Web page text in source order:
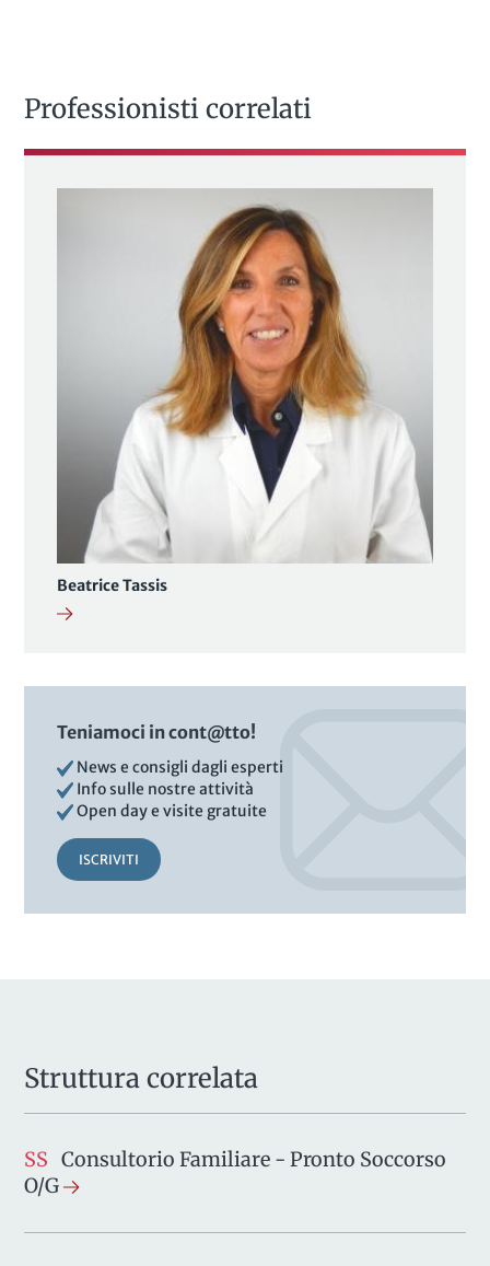
Professionisti correlati
Beatrice Tassis
Teniamoci in cont@tto!
News e consigli dagli esperti
Info sulle nostre attività
Open day e visite gratuite
ISCRIVITI
Struttura correlata
SS Consultorio Familiare - Pronto Soccorso
O/G